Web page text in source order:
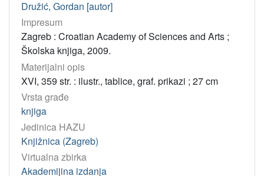
Družić, Gordan [autor]
Impresum
Zagreb : Croatian Academy of Sciences and Arts ;
Školska knjiga, 2009.
Materijalni opis
XVI, 359 str. : ilustr., tablice, graf. prikazi ; 27 cm
Vrsta građe
knjiga
Jedinica HAZU
Knjižnica (Zagreb)
Virtualna zbirka
Akademijina izdanja